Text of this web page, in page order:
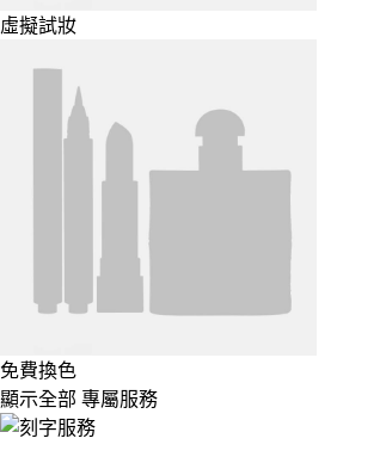
虛擬試妝
免費換色
顯示全部 專屬服務